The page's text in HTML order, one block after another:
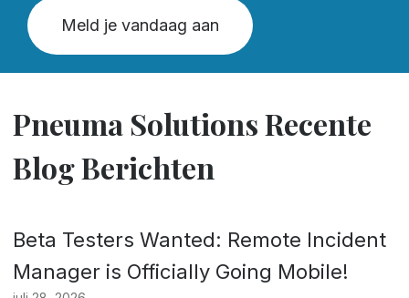
Meld je vandaag aan
Pneuma Solutions Recente
Blog Berichten
Beta Testers Wanted: Remote Incident
Manager is Officially Going Mobile!